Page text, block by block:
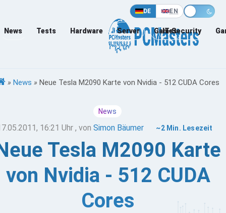
DE EN
News Tests Hardware Server Games
IT-Security
» News » Neue Tesla M2090 Karte von Nvidia - 512 CUDA Cores
News
16:21 Uhr , vonSimon Bäumer ~2 Min. Lesezeit
Tesla M2090 Karte
von Nvidia - 512 CUDA
Cores